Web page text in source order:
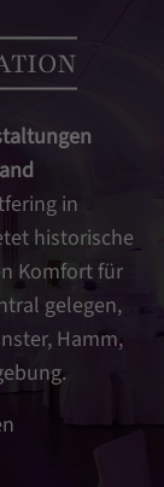
in
historische
Komfort für
gelegen,
Hamm,